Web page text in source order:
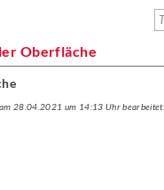
Oberfläche
28.04.2021 um 14:13 Uhr bearbeitet.